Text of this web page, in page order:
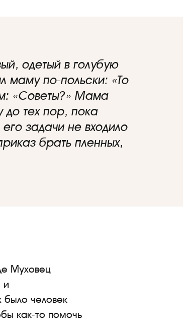
одетый в голубую
маму по-польски: «То
«Советы?» Мама
до тех пор, пока
задачи не входило
брать пленных,
Муховец
и
было человек
как-то помочь